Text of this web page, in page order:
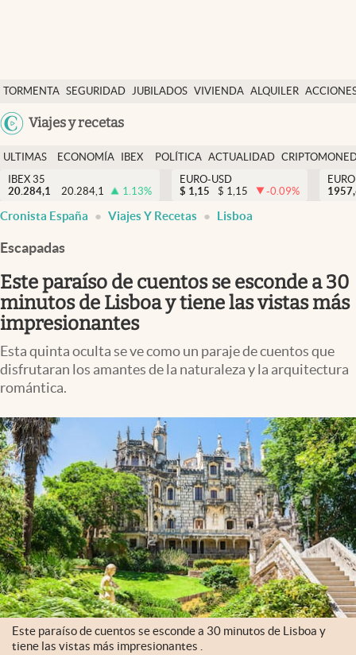
TORMENTA SEGURIDAD JUBILADOS VIVIENDA ALQUILER
Viajes y recetas
Economía y finanzas
Política
Actualidad
Criptomonedas
España
ULTIMAS
NOTICIAS
ECONOMÍA
FINANZAS
IBEX
EURO
POLÍTICA ACTUALIDAD
IBEX 35
20.284,1
20.284,1 1.13%
EURO-USD
$ 1,15 $ 1,15 -0.09%
Cronista España Viajes Y Recetas Lisboa
Escapadas
Este paraíso de cuentos se esconde a 30
minutos de Lisboa y tiene las vistas más
impresionantes
Esta quinta oculta se ve como un paraje de cuentos que
disfrutaran los amantes de la naturaleza y la arquitectura
romántica.
Este paraíso de cuentos se esconde a 30 minutos de Lisboa y
tiene las vistas más impresionantes .